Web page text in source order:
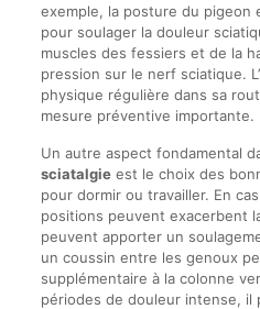
exemple, la posture du pigeon
pour soulager la douleur
muscles des fessiers et de la
pression sur le nerf sciatique.
physique régulière dans sa
mesure préventive importante.
Un autre aspect fondamental
sciatalgieest le choix des
pour dormir ou travailler. En
positions peuvent exacerbent
peuvent apporter un
un coussin entre les genoux
supplémentaire à la colonne
périodes de douleur intense, il